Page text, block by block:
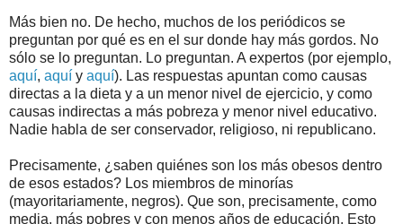
Más bien no. De hecho, muchos de los periódicos se
preguntan por qué es en el sur donde hay más gordos. No
sólo se lo preguntan. Lo preguntan. A expertos (por ejemplo,
aquí, aquí y aquí). Las respuestas apuntan como causas
directas a la dieta y a un menor nivel de ejercicio, y como
causas indirectas a más pobreza y menor nivel educativo.
Nadie habla de ser conservador, religioso, ni republicano.
Precisamente, ¿saben quiénes son los más obesos dentro
de esos estados? Los miembros de minorías
(mayoritariamente, negros). Que son, precisamente, como
media, más pobres y con menos años de educación. Esto